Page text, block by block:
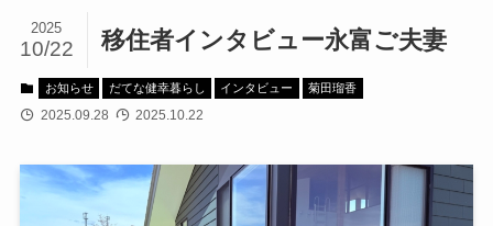
移住者インタビュー永富ご夫妻
2025
10/22
お知らせ だてな健幸暮らし インタビュー 菊田瑠香
2025.09.28 2025.10.22